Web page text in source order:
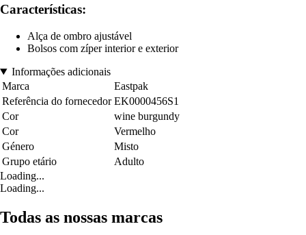
Características:
Alça de ombro ajustável
Bolsos com zíper interior e exterior
Informações adicionais
Marca
Eastpak
Referência do fornecedor EK0000456S1
Cor
wine burgundy
Cor
Vermelho
Género
Misto
Grupo etário
Adulto
Loading...
Loading...
Todas as nossas marcas